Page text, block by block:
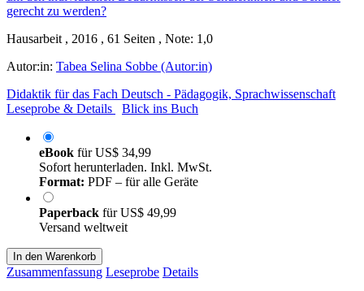
Hausarbeit , 2016 , 61 Seiten , Note: 1,0
Autor:in: Tabea Selina Sobbe (Autor:in)
Didaktik für das Fach Deutsch - Pädagogik, Sprachwissenschaft
Leseprobe & Details
Blick ins Buch
eBook fürUS$ 34,99
Sofort herunterladen. Inkl. MwSt.
Format: PDF – für alle Geräte
Paperback fürUS$ 49,99
Versand weltweit
In den Warenkorb
Zusammenfassung Leseprobe Details